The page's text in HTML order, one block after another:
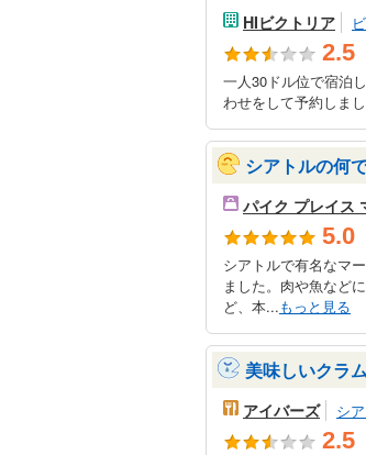
HIビクトリア
2.5
一人30ドル位で宿泊
わせをして予約しま
シアトルの何
パイク プレイス
5.0
シアトルで有名なマ
ました。肉や魚など
ど、本...もっと見る
美味しいクラ
アイバーズ シ
2.5